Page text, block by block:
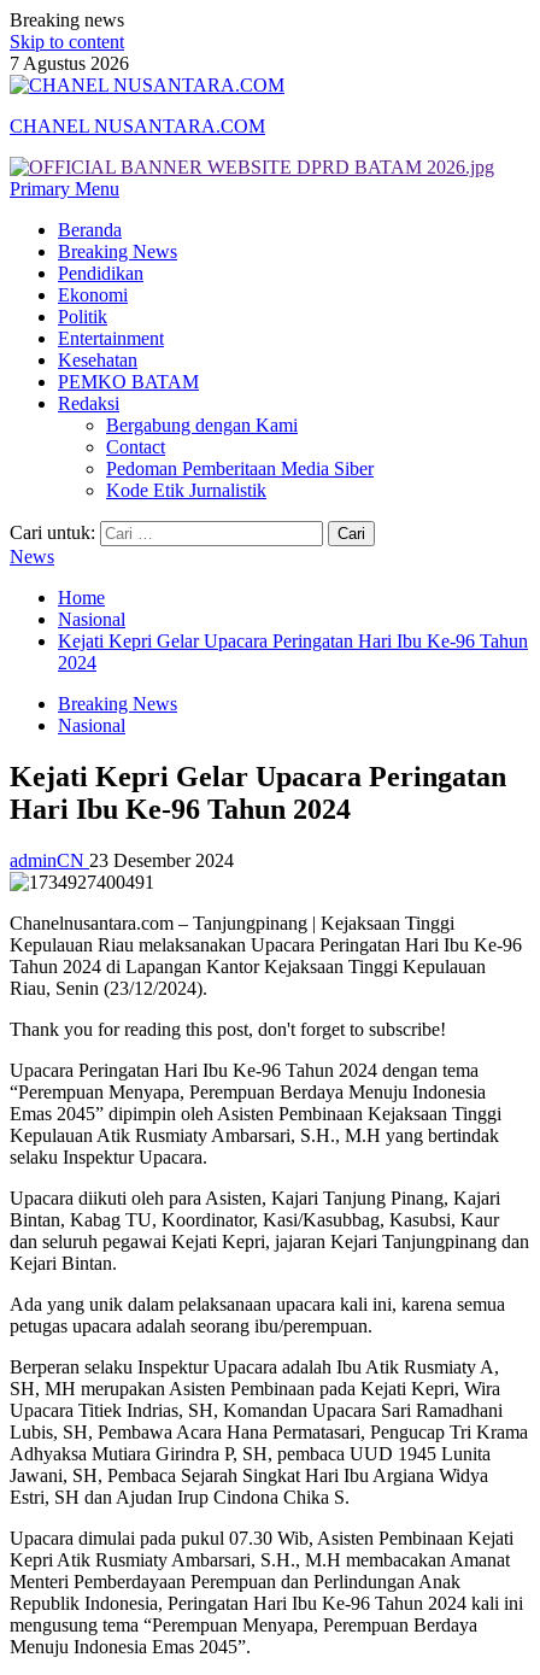
Breaking news
Skip to content
7 Agustus 2026
CHANEL NUSANTARA.COM
Primary Menu
Beranda
Breaking News
Pendidikan
Ekonomi
Politik
Entertainment
Kesehatan
PEMKO BATAM
Redaksi
Bergabung dengan Kami
Contact
Pedoman Pemberitaan Media Siber
Kode Etik Jurnalistik
Cari untuk:
News
Home
Nasional
Kejati Kepri Gelar Upacara Peringatan Hari Ibu Ke-96 Tahun
2024
Breaking News
Nasional
Kejati Kepri Gelar Upacara Peringatan
Hari Ibu Ke-96 Tahun 2024
adminCN 23 Desember 2024
Chanelnusantara.com – Tanjungpinang | Kejaksaan Tinggi
Kepulauan Riau melaksanakan Upacara Peringatan Hari Ibu Ke-96
Tahun 2024 di Lapangan Kantor Kejaksaan Tinggi Kepulauan
Riau, Senin (23/12/2024).
Thank you for reading this post, don't forget to subscribe!
Upacara Peringatan Hari Ibu Ke-96 Tahun 2024 dengan tema
“Perempuan Menyapa, Perempuan Berdaya Menuju Indonesia
Emas 2045” dipimpin oleh Asisten Pembinaan Kejaksaan Tinggi
Kepulauan Atik Rusmiaty Ambarsari, S.H., M.H yang bertindak
selaku Inspektur Upacara.
Upacara diikuti oleh para Asisten, Kajari Tanjung Pinang, Kajari
Bintan, Kabag TU, Koordinator, Kasi/Kasubbag, Kasubsi, Kaur
dan seluruh pegawai Kejati Kepri, jajaran Kejari Tanjungpinang dan
Kejari Bintan.
Ada yang unik dalam pelaksanaan upacara kali ini, karena semua
petugas upacara adalah seorang ibu/perempuan.
Berperan selaku Inspektur Upacara adalah Ibu Atik Rusmiaty A,
SH, MH merupakan Asisten Pembinaan pada Kejati Kepri, Wira
Upacara Titiek Indrias, SH, Komandan Upacara Sari Ramadhani
Lubis, SH, Pembawa Acara Hana Permatasari, Pengucap Tri Krama
Adhyaksa Mutiara Girindra P, SH, pembaca UUD 1945 Lunita
Jawani, SH, Pembaca Sejarah Singkat Hari Ibu Argiana Widya
Estri, SH dan Ajudan Irup Cindona Chika S.
Upacara dimulai pada pukul 07.30 Wib, Asisten Pembinaan Kejati
Kepri Atik Rusmiaty Ambarsari, S.H., M.H membacakan Amanat
Menteri Pemberdayaan Perempuan dan Perlindungan Anak
Republik Indonesia, Peringatan Hari Ibu Ke-96 Tahun 2024 kali ini
mengusung tema “Perempuan Menyapa, Perempuan Berdaya
Menuju Indonesia Emas 2045”.